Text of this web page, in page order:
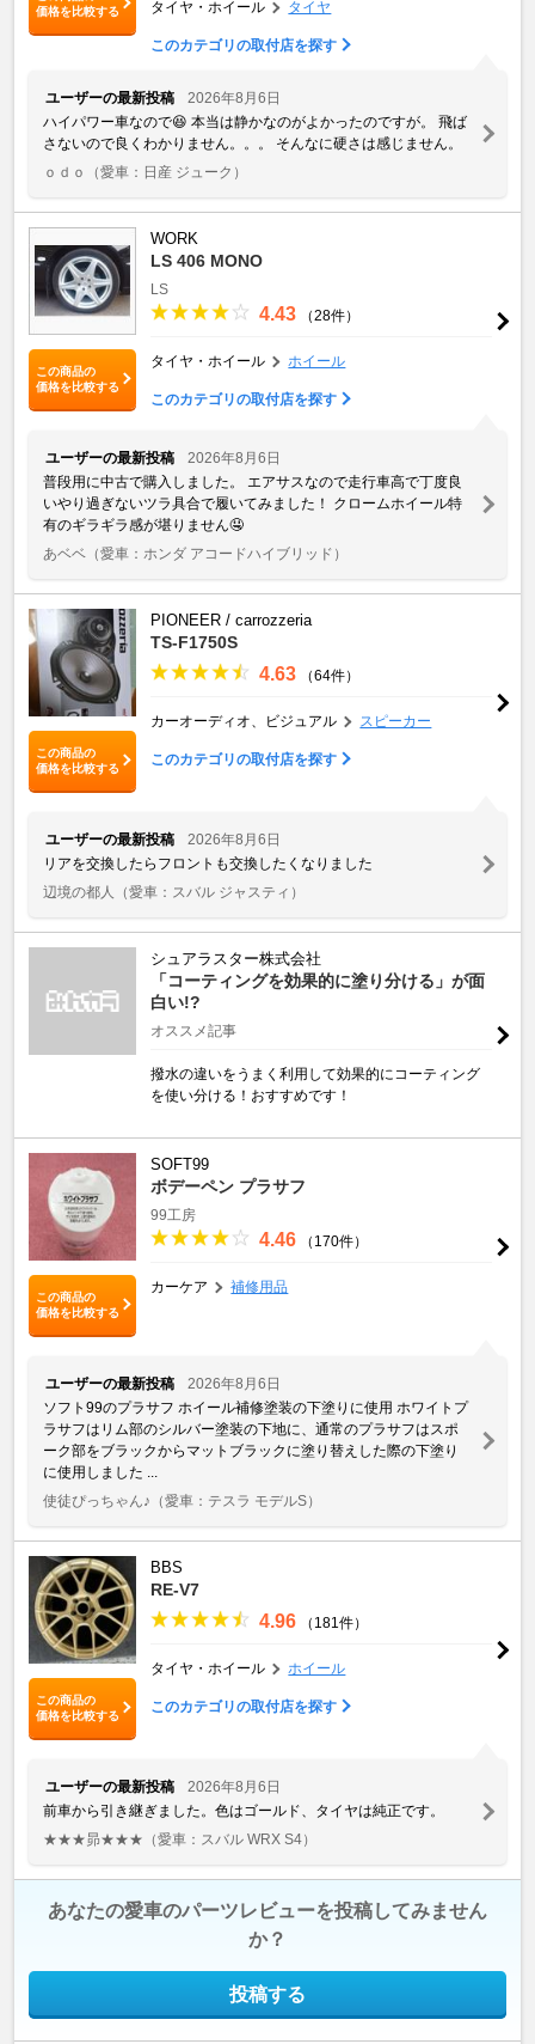
価格を比較する
タイヤ・ホイール タイヤ
このカテゴリの取付店を探す
ユーザーの最新投稿
2026年8月6日
ハイパワー車なので😆 本当は静かなのがよかったのですが。 飛ば
さないので良くわかりません。。。 そんなに硬さは感じません。
ｏｄｏ
（愛車：日産 ジューク）
この商品の
価格を比較する
WORK
LS 406 MONO
LS
4.43 （28件）
タイヤ・ホイール ホイール
このカテゴリの取付店を探す
ユーザーの最新投稿
2026年8月6日
普段用に中古で購入しました。 エアサスなので走行車高で丁度良
いやり過ぎないツラ具合で履いてみました！ クロームホイール特
有のギラギラ感が堪りません🤤
あベベ （愛車：ホンダ アコードハイブリッド）
この商品の
価格を比較する
PIONEER / carrozzeria
TS-F1750S
4.63 （64件）
カーオーディオ、ビジュアル スピーカー
このカテゴリの取付店を探す
ユーザーの最新投稿
2026年8月6日
リアを交換したらフロントも交換したくなりました
辺境の都人
（愛車：スバル ジャスティ）
シュアラスター株式会社
「コーティングを効果的に塗り分ける」が面
白い!?
オススメ記事
撥水の違いをうまく利用して効果的にコーティング
を使い分ける！おすすめです！
この商品の
価格を比較する
SOFT99
ボデーペン プラサフ
99工房
4.46 （170件）
カーケア 補修用品
ユーザーの最新投稿
2026年8月6日
ソフト99のプラサフ ホイール補修塗装の下塗りに使用 ホワイトプ
ラサフはリム部のシルバー塗装の下地に、通常のプラサフはスポ
ーク部をブラックからマットブラックに塗り替えした際の下塗り
に使用しました ...
使徒ぴっちゃん♪ （愛車：テスラ モデルS）
この商品の
価格を比較する
BBS
RE-V7
4.96 （181件）
タイヤ・ホイール ホイール
このカテゴリの取付店を探す
ユーザーの最新投稿
2026年8月6日
前車から引き継ぎました。色はゴールド、タイヤは純正です。
★★★昴★★★ （愛車：スバル WRX S4）
あなたの愛車のパーツレビューを投稿してみません
か？
投稿する